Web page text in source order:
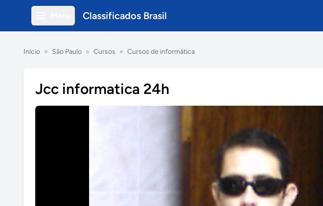
Classificados Brasil
Início » São Paulo » Cursos » Cursos de informática
Jcc informatica 24h